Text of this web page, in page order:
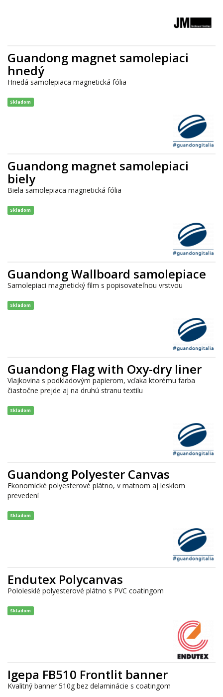
Guandong magnet samolepiaci
hnedý
Hnedá samolepiaca magnetická fólia
Skladom
Guandong magnet samolepiaci
biely
Biela samolepiaca magnetická fólia
Skladom
Guandong Wallboard samolepiace
Samolepiaci magnetický film s popisovateľnou vrstvou
Skladom
Guandong Flag with Oxy-dry liner
Vlajkovina s podkladovým papierom, vďaka ktorému farba
čiastočne prejde aj na druhú stranu textilu
Skladom
Guandong Polyester Canvas
Ekonomické polyesterové plátno, v matnom aj lesklom
prevedení
Skladom
Endutex Polycanvas
Pololesklé polyesterové plátno s PVC coatingom
Skladom
Igepa FB510 Frontlit banner
Kvalitný banner 510g bez delaminácie s coatingom